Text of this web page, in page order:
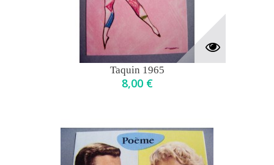
Taquin 1965
8,00 €